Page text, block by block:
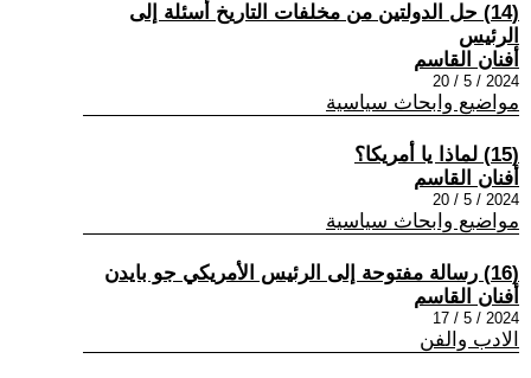
(14) حل الدولتين من مخلفات التاريخ أسئلة إلى
الرئيس
أفنان القاسم
2024 / 5 / 20
مواضيع وابحاث سياسية
(15) لماذا يا أمريكا؟
أفنان القاسم
2024 / 5 / 20
مواضيع وابحاث سياسية
(16) رسالة مفتوحة إلى الرئيس الأمريكي جو بايدن
أفنان القاسم
2024 / 5 / 17
الادب والفن